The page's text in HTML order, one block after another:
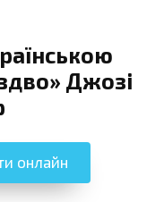
Джозі
онлайн